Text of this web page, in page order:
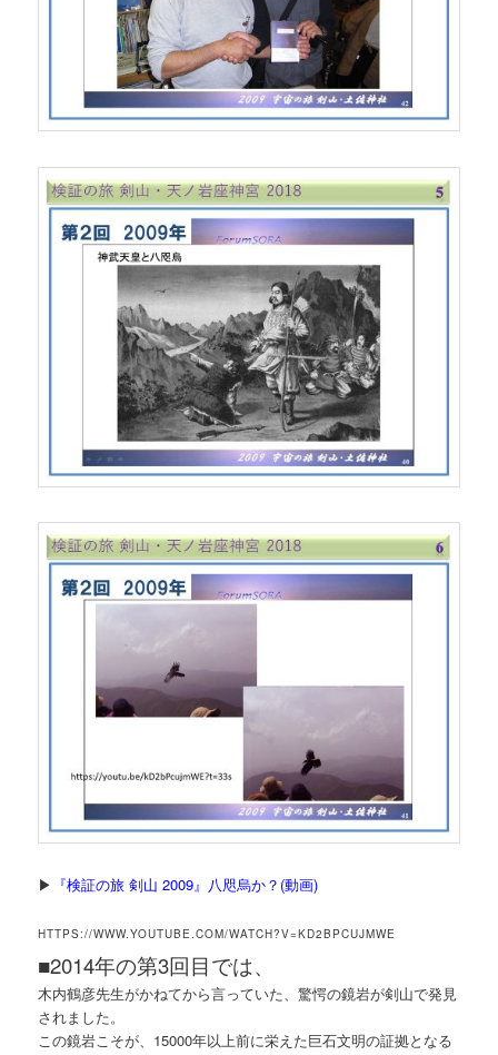
▶ 『検証の旅 剣山 2009』八咫烏か？(動画)
HTTPS://WWW.YOUTUBE.COM/WATCH?V=KD2BPCUJMWE
■2014年の第3回目では、
木内鶴彦先生がかねてから言っていた、驚愕の鏡岩が剣山で発見
されました。
この鏡岩こそが、15000年以上前に栄えた巨石文明の証拠となる